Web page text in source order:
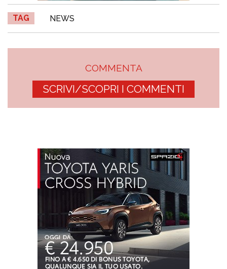
TAG NEWS
COMMENTA
SCRIVI/SCOPRI I COMMENTI